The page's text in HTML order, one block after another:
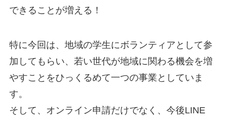
できることが増える！
特に今回は、地域の学生にボランティアとして参
加してもらい、若い世代が地域に関わる機会を増
やすことをひっくるめて一つの事業としていま
す。
そして、オンライン申請だけでなく、今後LINE